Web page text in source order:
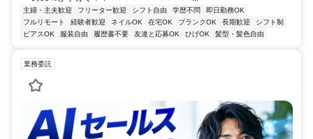
主婦・主夫歓迎 フリーター歓迎 シフト自由 学歴不問
即日勤務OK
フルリモート
経験者歓迎 ネイルOK 在宅OK ブランクOK 長期歓迎
シフト制
ピアスOK
服装自由 履歴書不要 友達と応募OK ひげOK 髪型・髪色自由
業務委託